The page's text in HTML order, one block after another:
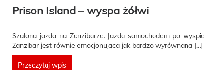
Prison Island – wyspa żółwi
Szalona jazda na Zanzibarze. Jazda samochodem po wyspie
Zanzibar jest równie emocjonująca jak bardzo wyrównana […]
Przeczytaj wpis